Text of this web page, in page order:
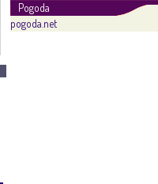
Pogoda
pogoda.net